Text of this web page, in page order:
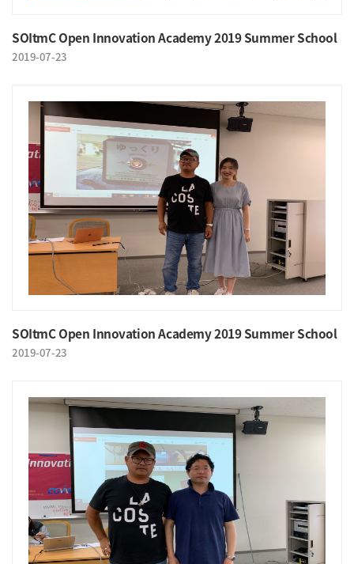
SOItmC Open Innovation Academy 2019 Summer School
2019-07-23
SOItmC Open Innovation Academy 2019 Summer School
2019-07-23